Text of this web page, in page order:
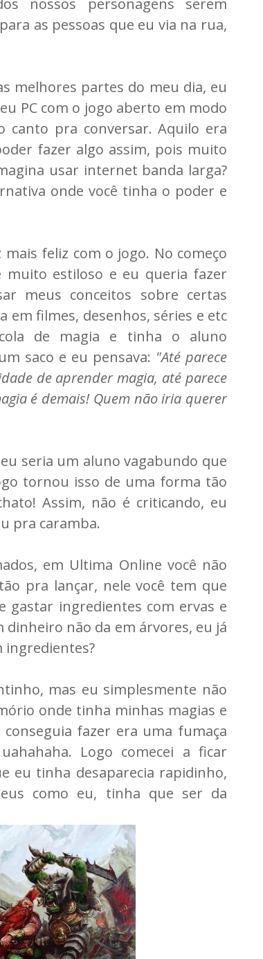
nossos personagens serem
as pessoas que eu via na rua,
melhores partes do meu dia, eu
PC com o jogo aberto em modo
canto pra conversar. Aquilo era
fazer algo assim, pois muito
usar internet banda larga?
onde você tinha o poder e
feliz com o jogo. No começo
estiloso e eu queria fazer
meus conceitos sobre certas
em filmes, desenhos, séries e etc
de magia e tinha o aluno
saco e eu pensava: "Até parece
de aprender magia, até parece
é demais! Quem não iria querer
seria um aluno vagabundo que
tornou isso de uma forma tão
Assim, não é criticando, eu
pra caramba.
em Ultima Online você não
pra lançar, nele você tem que
gastar ingredientes com ervas e
não da em árvores, eu já
mas eu simplesmente não
onde tinha minhas magias e
fazer era uma fumaça
Logo comecei a ficar
eu tinha desaparecia rapidinho,
como eu, tinha que ser da